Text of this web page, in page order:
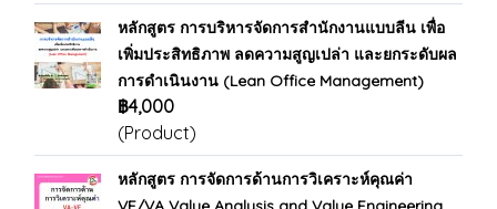
หลักสูตร การบริหารจัดการสำนักงานแบบลีน เพื่อ
เพิ่มประสิทธิภาพ ลดความสูญเปล่า และยกระดับผล
การดำเนินงาน (Lean Office Management)
฿4,000
(Product)
หลักสูตร การจัดการด้านการวิเคราะห์คุณค่า